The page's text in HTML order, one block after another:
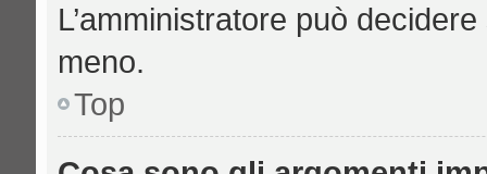
L’amministratore può
meno.
Top